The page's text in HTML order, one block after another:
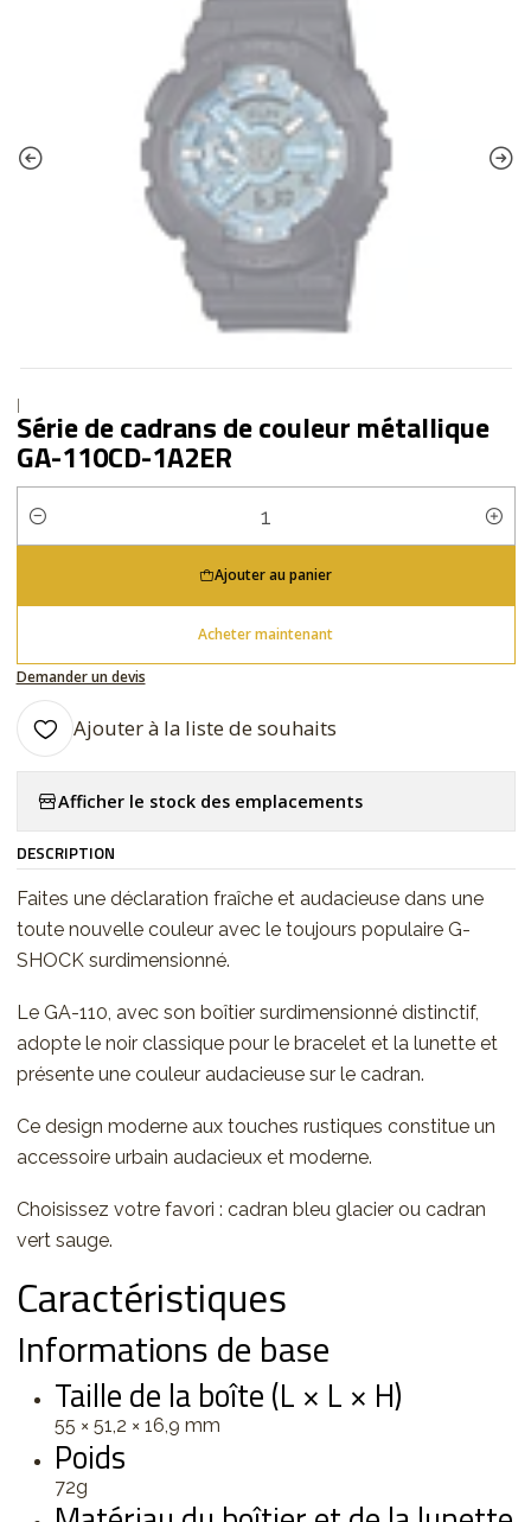
|
Série de cadrans de couleur métallique
GA-110CD-1A2ER
Quantité
Ajouter au panier
Acheter maintenant
Demander un devis
Ajouter à la liste de souhaits
Afficher le stock des emplacements
DESCRIPTION
Faites une déclaration fraîche et audacieuse dans une
toute nouvelle couleur avec le toujours populaire G-
SHOCK surdimensionné.
Le GA-110, avec son boîtier surdimensionné distinctif,
adopte le noir classique pour le bracelet et la lunette et
présente une couleur audacieuse sur le cadran.
Ce design moderne aux touches rustiques constitue un
accessoire urbain audacieux et moderne.
Choisissez votre favori : cadran bleu glacier ou cadran
vert sauge.
Caractéristiques
Informations de base
Taille de la boîte (L × L × H)
55 × 51,2 × 16,9 mm
Poids
72g